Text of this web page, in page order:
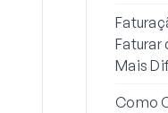
Faturar
Mais
Como